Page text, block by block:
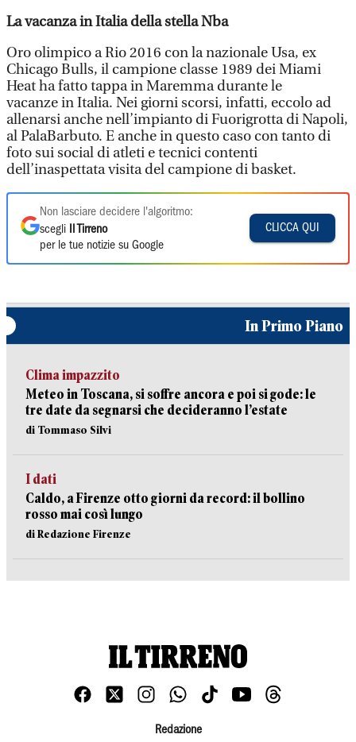
La vacanza in Italia della stella Nba
Oro olimpico a Rio 2016 con la nazionale Usa, ex
Chicago Bulls, il campione classe 1989 dei Miami
Heat ha fatto tappa in Maremma durante le
vacanze in Italia. Nei giorni scorsi, infatti, eccolo ad
allenarsi anche nell’impianto di Fuorigrotta di Napoli,
al PalaBarbuto. E anche in questo caso con tanto di
foto sui social di atleti e tecnici contenti
dell’inaspettata visita del campione di basket.
Non lasciare decidere l'algoritmo:
scegli
Il Tirreno
per le tue notizie su Google
CLICCA QUI
In Primo Piano
Clima impazzito
Meteo in Toscana, si soffre ancora e poi si gode: le
tre date da segnarsi che decideranno l’estate
di Tommaso Silvi
I dati
Caldo, a Firenze otto giorni da record: il bollino
rosso mai così lungo
di Redazione Firenze
Redazione